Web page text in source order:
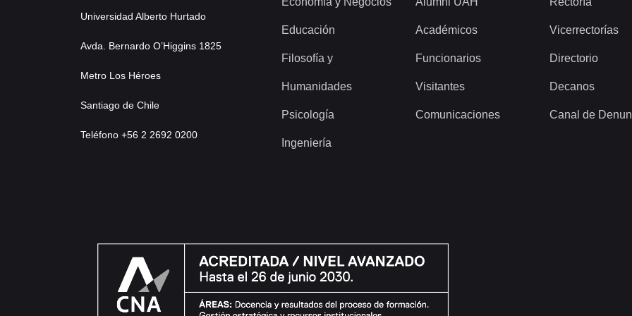
Universidad Alberto Hurtado
Avda. Bernardo O’Higgins 1825
Metro Los Héroes
Santiago de Chile
Teléfono +56 2 2692 0200
Educación
Filosofía y
Humanidades
Psicología
Ingeniería
Académicos
Funcionarios
Visitantes
Comunicaciones
Vicerrectorías
Directorio
Decanos
Canal de